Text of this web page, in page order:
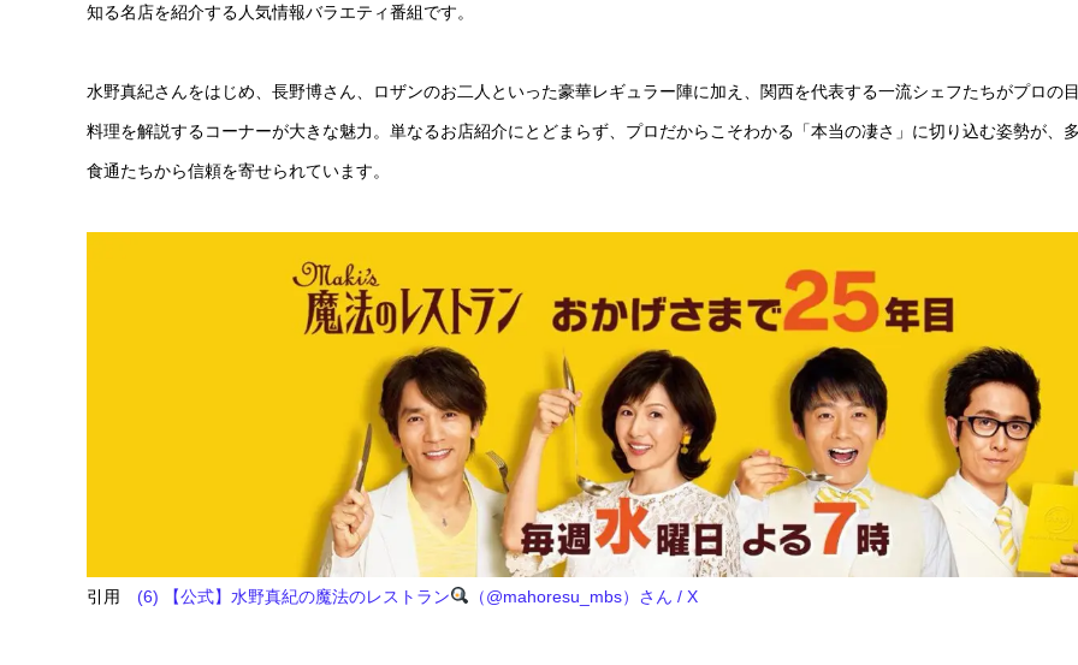
知る名店を紹介する人気情報バラエティ番組です。
水野真紀さんをはじめ、長野博さん、ロザンのお二人といった豪華レギュラー陣に加え、関西を代表する一流シェフたちがプロの
料理を解説するコーナーが大きな魅力。単なるお店紹介にとどまらず、プロだからこそわかる「本当の凄さ」に切り込む姿勢が、
食通たちから信頼を寄せられています。
引用 (6) 【公式】水野真紀の魔法のレストラン （@mahoresu_mbs）さん / X